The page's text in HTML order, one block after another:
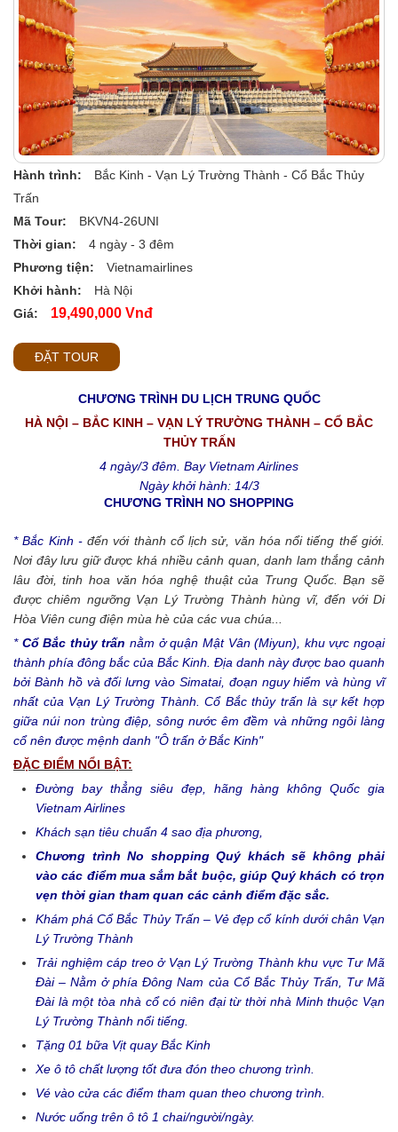
Hành trình:
Bắc Kinh - Vạn Lý Trường Thành - Cổ Bắc Thủy
Trấn
Mã Tour:
BKVN4-26UNI
Thời gian:
4 ngày - 3 đêm
Phương tiện:
Vietnamairlines
Khởi hành:
Hà Nội
Giá:
19,490,000 Vnđ
ĐẶT TOUR
CHƯƠNG TRÌNH DU LỊCH TRUNG QUỐC
HÀ NỘI – BẮC KINH – VẠN LÝ TRƯỜNG THÀNH – CỔ BẮC
THỦY TRẤN
4 ngày/3 đêm. Bay Vietnam Airlines
Ngày khởi hành: 14/3
CHƯƠNG TRÌNH NO SHOPPING
* Bắc Kinh -đến với thành cổ lịch sử, văn hóa nổi tiếng thế giới.
Nơi đây lưu giữ được khá nhiều cảnh quan, danh lam thắng cảnh
lâu đời, tinh hoa văn hóa nghệ thuật của Trung Quốc. Bạn sẽ
được chiêm ngưỡng Vạn Lý Trường Thành hùng vĩ, đến với Di
Hòa Viên cung điện mùa hè của các vua chúa...
* Cổ Bắc thủy trấn nằm ở quận Mật Vân (Miyun), khu vực ngoại
thành phía đông bắc của Bắc Kinh. Địa danh này được bao quanh
bởi Bành hồ và đối lưng vào Simatai, đoạn nguy hiểm và hùng vĩ
nhất của Vạn Lý Trường Thành. Cổ Bắc thủy trấn là sự kết hợp
giữa núi non trùng điệp, sông nước êm đềm và những ngôi làng
cổ nên được mệnh danh "Ô trấn ở Bắc Kinh"
ĐẶC ĐIỂM NỔI BẬT:
Đường bay thẳng siêu đẹp, hãng hàng không Quốc gia
Vietnam Airlines
Khách sạn tiêu chuẩn 4 sao địa phương,
Chương trình No shopping Quý khách sẽ không phải
vào các điểm mua sắm bắt buộc, giúp Quý khách có trọn
vẹn thời gian tham quan các cảnh điểm đặc sắc.
Khám phá Cổ Bắc Thủy Trấn – Vẻ đẹp cổ kính dưới chân Vạn
Lý Trường Thành
Trải nghiệm cáp treo ở Vạn Lý Trường Thành khu vực Tư Mã
Đài – Nằm ở phía Đông Nam của Cổ Bắc Thủy Trấn, Tư Mã
Đài là một tòa nhà cổ có niên đại từ thời nhà Minh thuộc Vạn
Lý Trường Thành nổi tiếng.
Tặng 01 bữa Vịt quay Bắc Kinh
Xe ô tô chất lượng tốt đưa đón theo chương trình.
Vé vào cửa các điểm tham quan theo chương trình.
Nước uống trên ô tô 1 chai/người/ngày.